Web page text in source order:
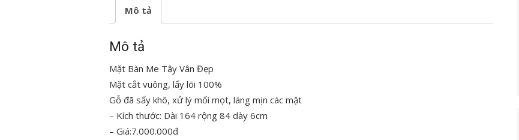
Mô tả
Mô tả
Mặt Bàn Me Tây Vân Đẹp
Mặt cắt vuông, lấy lõi 100%
Gỗ đã sấy khô, xử lý mối mọt, láng mịn các mặt
– Kích thước: Dài 164 rộng 84 dày 6cm
– Giá:7.000.000đ